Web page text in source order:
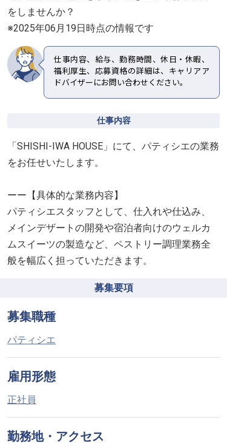
をしませんか？
※2025年06月19日時点の情報です
仕事内容、給与、勤務時間、休日・休暇、
福利厚生、応募資格の詳細は、キャリアア
ドバイザーにお問い合わせください。
仕事内容
「SHISHI-IWA HOUSE」にて、パティシエの業務
をお任せいたします。
ーー【具体的な業務内容】
パティシエスタッフとして、仕入れや仕込み、
メインデザートの開発や宿泊者向けのウェルカ
ムスイーツの製造など、ペストリー調理業務全
般を幅広く担っていただきます。
募集要項
募集職種
パティシエ
雇用形態
正社員
勤務地・アクセス